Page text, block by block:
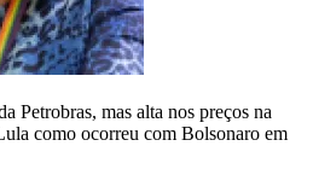
Petrobras, mas alta nos preços na
como ocorreu com Bolsonaro em